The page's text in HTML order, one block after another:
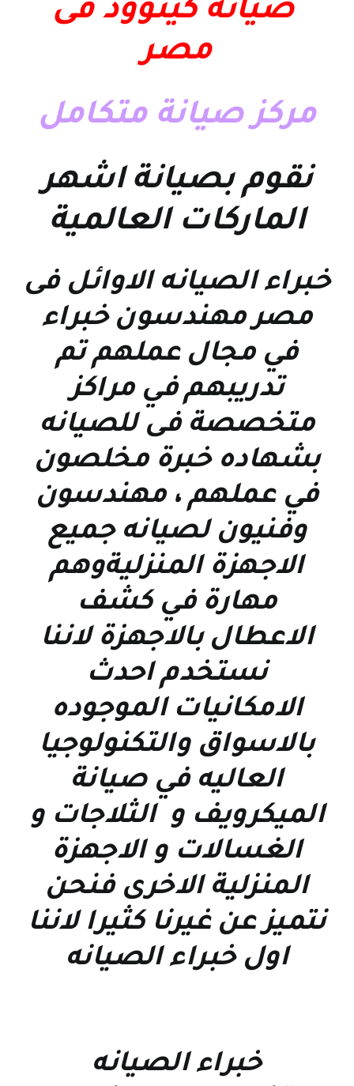
صيانة كينوود فى
مصر
مركز صيانة متكامل
نقوم بصيانة اشهر
الماركات العالمية
خبراء الصيانه الاوائل فى
مصر مهندسون خبراء
في مجال عملهم تم
تدريبهم في مراكز
متخصصة فى للصيانه
بشهاده خبرة مخلصون
في عملهم ، مهندسون
وفنيون لصيانه جميع
الاجهزة المنزليةوهم
مهارة في كشف
الاعطال بالاجهزة لاننا
نستخدم احدث
الامكانيات الموجوده
بالاسواق والتكنولوجيا
العاليه في صيانة
الميكرويف و الثلاجات و
الغسالات و الاجهزة
المنزلية الاخرى فنحن
نتميز عن غيرنا كثيرا لاننا
اول خبراء الصيانه
خبراء الصيانه